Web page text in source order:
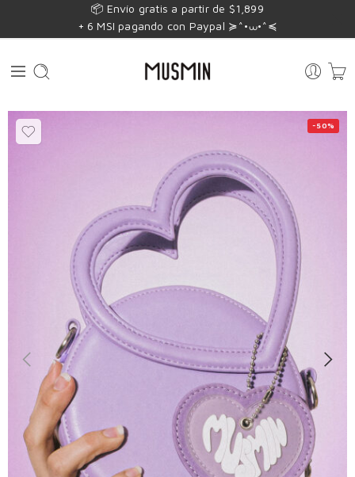
📦 Envío gratis a partir de $1,899
+ 6 MSI pagando con Paypal ≽^•⩊•^≼
-50%